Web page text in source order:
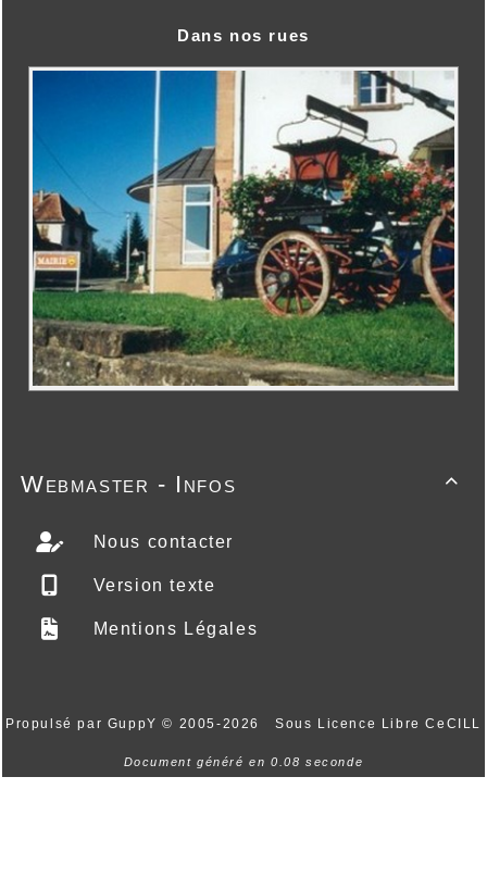
Dans nos rues

Webmaster - Infos
Nous contacter
Version texte
Mentions Légales
Propulsé par GuppY© 2005-2026 Sous Licence Libre CeCILL
Document généré en 0.08 seconde